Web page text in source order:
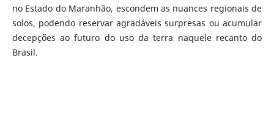
no Estado do Maranhão, escondem as nuances regionais de
solos, podendo reservar agradáveis surpresas ou acumular
decepções ao futuro do uso da terra naquele recanto do
Brasil.